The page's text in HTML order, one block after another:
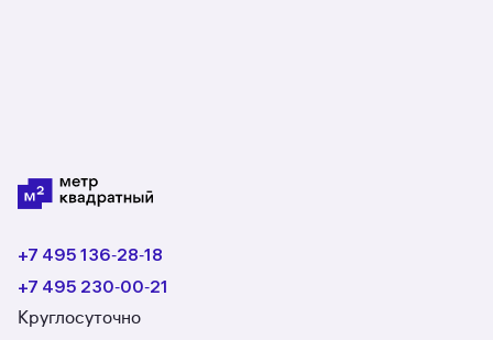
+7 495 136‑28‑18
+7 495 230‑00‑21
Круглосуточно